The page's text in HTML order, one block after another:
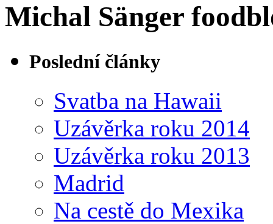
Michal Sänger
Poslední články
Svatba na Hawaii
Uzávěrka roku 2014
Uzávěrka roku 2013
Madrid
Na cestě do Mexika